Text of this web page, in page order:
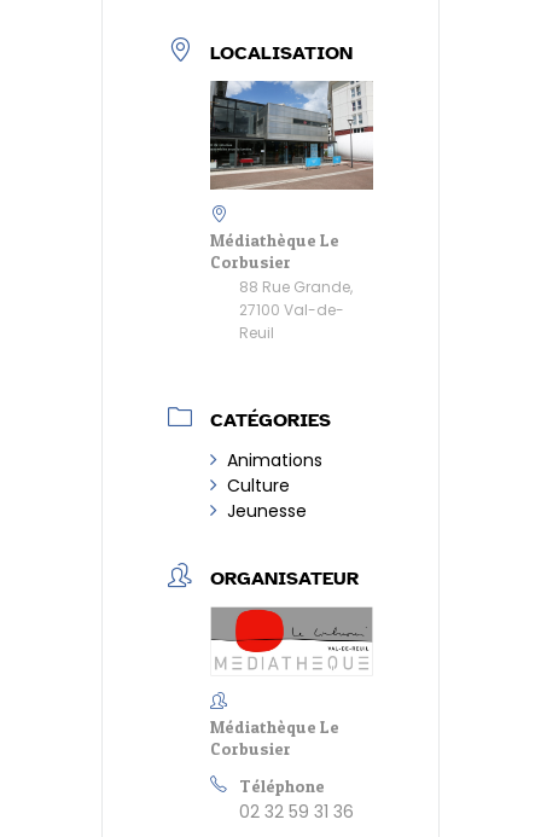
LOCALISATION
Médiathèque Le
Corbusier
88 Rue Grande,
27100 Val-de-
Reuil
CATÉGORIES
Animations
Culture
Jeunesse
ORGANISATEUR
Médiathèque Le
Corbusier
Téléphone
02 32 59 31 36